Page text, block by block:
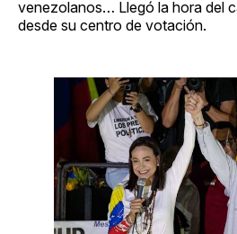
venezolanos… Llegó la hora del
desde su centro de votación.